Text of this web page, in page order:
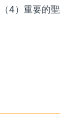
4）重要的